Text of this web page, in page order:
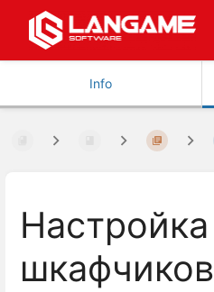
Info
Настройка
шкафчиков